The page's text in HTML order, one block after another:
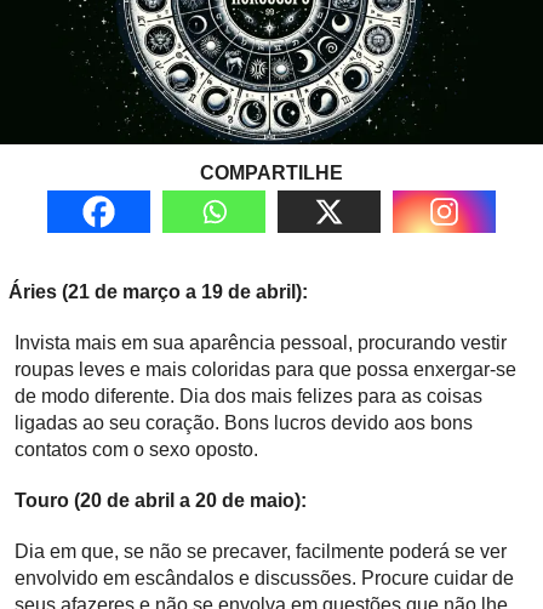
COMPARTILHE
Áries (21 de março a 19 de abril):
Invista mais em sua aparência pessoal, procurando vestir
roupas leves e mais coloridas para que possa enxergar-se
de modo diferente. Dia dos mais felizes para as coisas
ligadas ao seu coração. Bons lucros devido aos bons
contatos com o sexo oposto.
Touro (20 de abril a 20 de maio):
Dia em que, se não se precaver, facilmente poderá se ver
envolvido em escândalos e discussões. Procure cuidar de
seus afazeres e não se envolva em questões que não lhe